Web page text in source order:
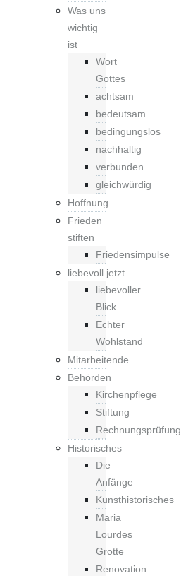
Was uns
wichtig
ist
Wort
Gottes
achtsam
bedeutsam
bedingungslos
nachhaltig
verbunden
gleichwürdig
Hoffnung
Frieden
stiften
Friedensimpulse
liebevoll.jetzt
liebevoller
Blick
Echter
Wohlstand
Mitarbeitende
Behörden
Kirchenpflege
Stiftung
Rechnungsprüfung
Historisches
Die
Anfänge
Kunsthistorisches
Maria
Lourdes
Grotte
Renovation